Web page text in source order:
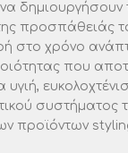
δημιουργήσουν
προσπάθειάς
στο χρόνο
που
συστήματος
προϊόντων